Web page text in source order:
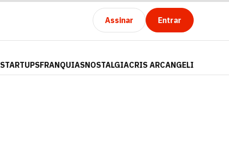
Assinar Entrar
STARTUPSFRANQUIASNOSTALGIACRIS ARCANGELI